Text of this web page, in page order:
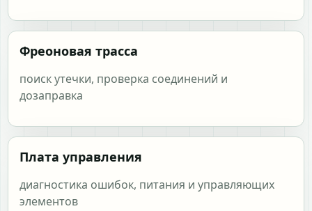
Фреоновая трасса
поиск утечки, проверка соединений и
дозаправка
Плата управления
диагностика ошибок, питания и управляющих
элементов